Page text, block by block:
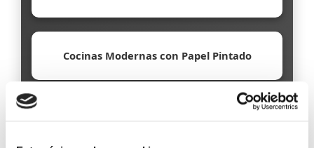
Cocinas Modernas con Papel Pintado
Papel Pintado Ecológico